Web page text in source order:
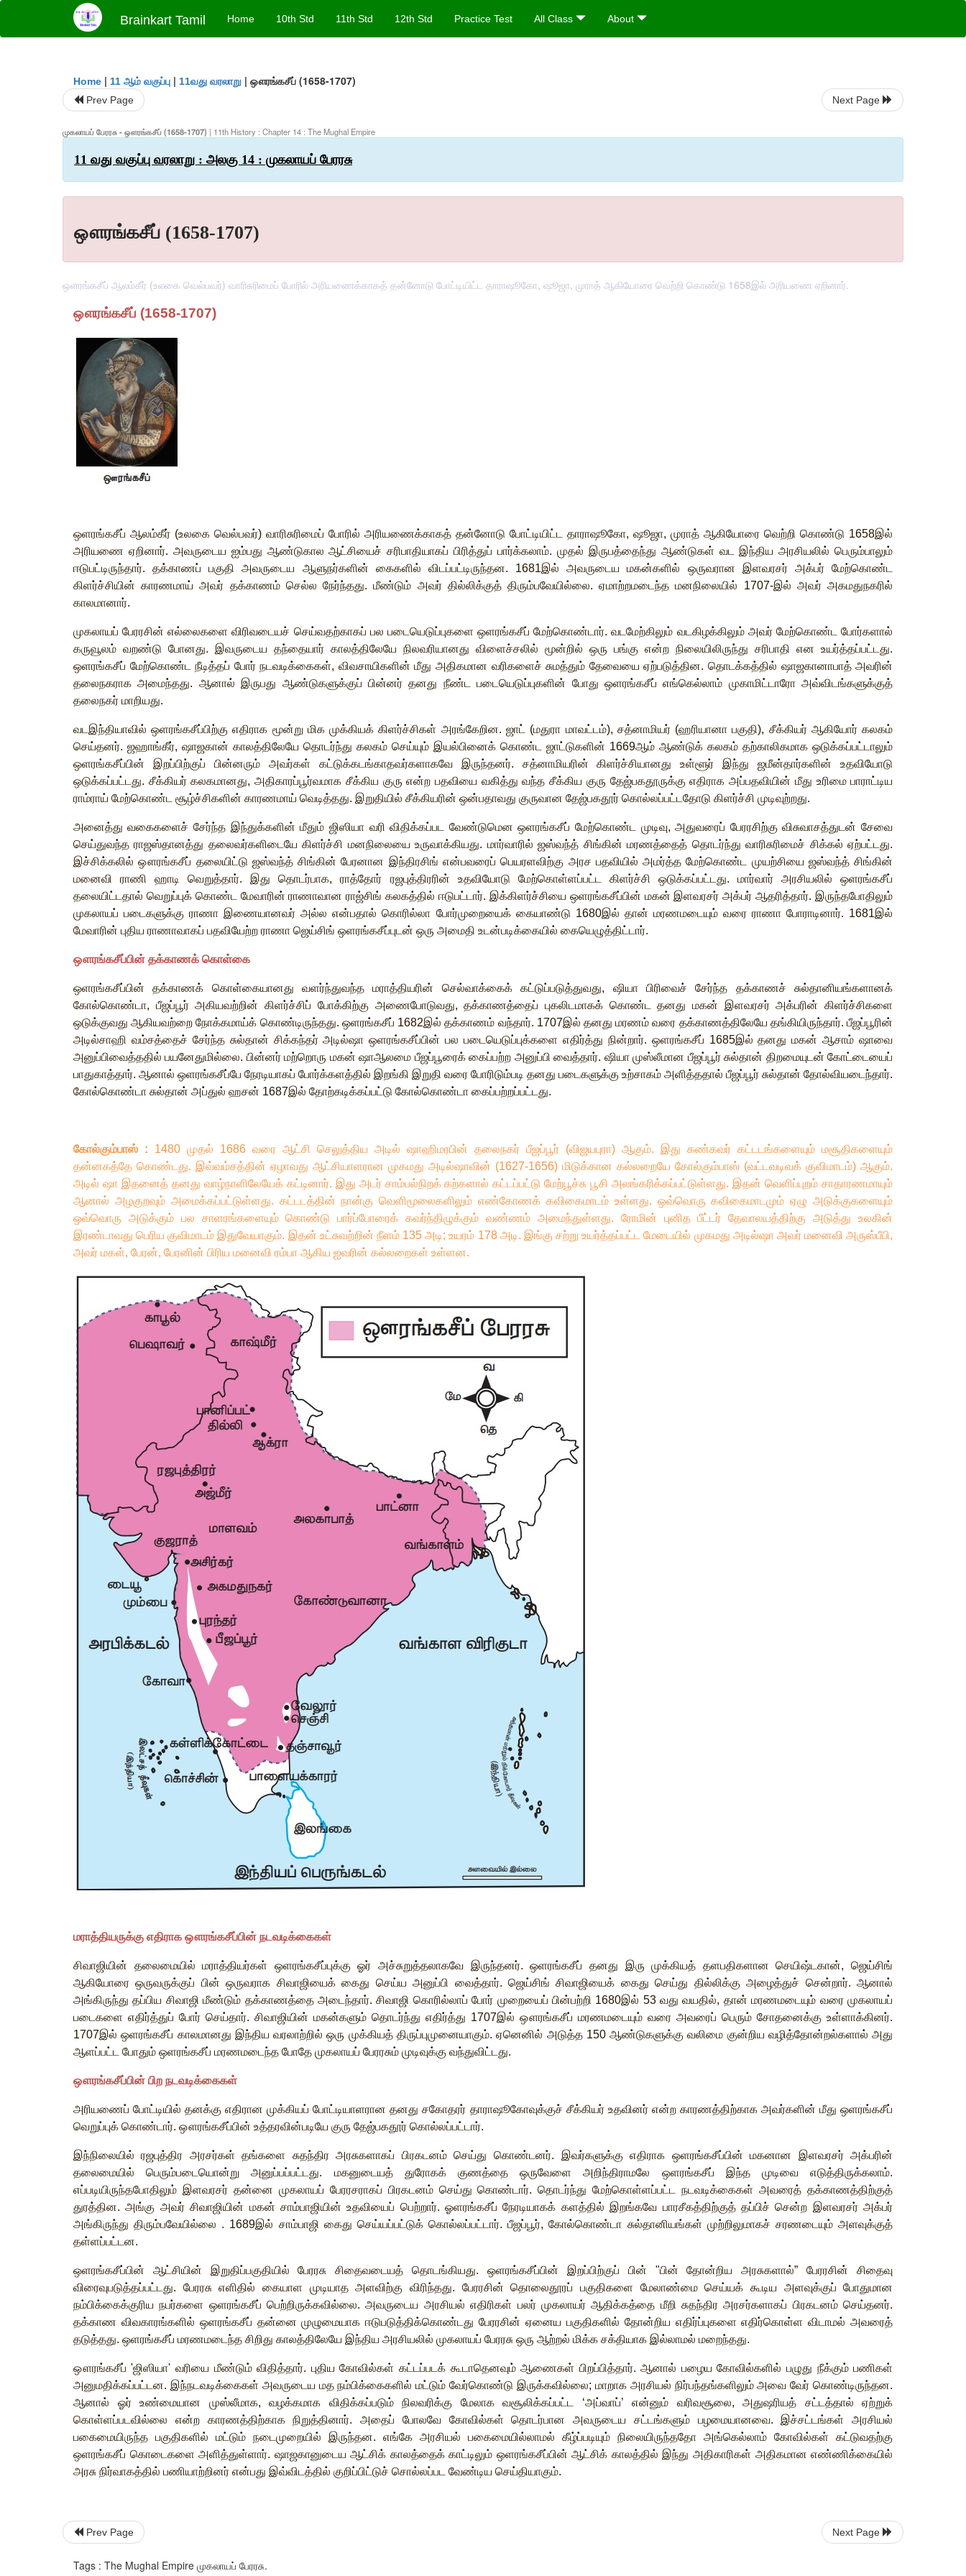
Brainkart Tamil Home 10th Std 11th Std 12th Std Practice Test All Class About
Home | 11 ஆம் வகுப்பு | 11வது வரலாறு | ஔரங்கசீப் (1658-1707)
Prev Page Next Page
முகலாயப் பேரரசு - ஔரங்கசீப் (1658-1707) | 11th History : Chapter 14 : The Mughal Empire
11 வது வகுப்பு வரலாறு : அலகு 14 : முகலாயப் பேரரசு
ஔரங்கசீப் (1658-1707)
ஒளரங்கசீப் ஆலம்கீர் (உலகை வெல்பவர்) வாரிசுரிமைப் போரில் அரியணைக்காகத் தன்னோடு போட்டியிட்ட தாராஷூகோ, ஷூஜா, முராத் ஆகியோரை வெற்றி கொண்டு 1658இல் அரியணை ஏறினார்.
ஔரங்கசீப் (1658-1707)
ஒளரங்கசீப் ஆலம்கீர்(உலகை வெல்பவர்) வாரிசுரிமைப் போரில் அரியணைக்காகத் தன்னோடு போட்டியிட்ட தாராஷூகோ,ஷூஜா,முராத் ஆகியோரை வெற்றி கொண்டு 1658இல்
அரியணை ஏறினார். அவருடைய ஐம்பது ஆண்டுகால ஆட்சியைச் சரிபாதியாகப் பிரித்துப் பார்க்கலாம். முதல் இருபத்தைந்து ஆண்டுகள் வட இந்திய அரசியலில் பெரும்பாலும்
ஈடுபட்டிருந்தார்.தக்காணப் பகுதி அவருடைய ஆளுநர்களின் கைகளில் விடப்பட்டிருந்தன. 1681இல் அவருடைய மகன்களில் ஒருவரான இளவரசர் அக்பர் மேற்கொண்ட
கிளர்ச்சியின் காரணமாய் அவர் தக்காணம் செல்ல நேர்ந்தது.மீண்டும் அவர் தில்லிக்குத் திரும்பவேயில்லை.ஏமாற்றமடைந்த மனநிலையில் 1707-இல் அவர் அகமதுநகரில்
காலமானார்.
முகலாயப் பேரரசின் எல்லைகளை விரிவடையச் செய்வதற்காகப் பல படையெடுப்புகளை ஒளரங்கசீப் மேற்கொண்டார்.வடமேற்கிலும் வடகிழக்கிலும் அவர் மேற்கொண்ட
போர்களால்
கருவூலம் வறண்டு போனது. இவருடைய தந்தையார் காலத்திலேயே நிலவரியானது விளைச்சலில் மூன்றில் ஒரு பங்கு என்ற நிலையிலிருந்து சரிபாதி என உயர்த்தப்பட்டது.
ஒளரங்கசீப் மேற்கொண்ட நீடித்தப் போர் நடவடிக்கைகள், விவசாயிகளின் மீது அதிகமான வரிகளைச் சுமத்தும் தேவையை ஏற்படுத்தின. தொடக்கத்தில் ஷாஜகானாபாத் அவரின்
தலைநகராக அமைந்தது. ஆனால் இருபது ஆண்டுகளுக்குப் பின்னர் தனது நீண்ட படையெடுப்புகளின் போது ஒளரங்கசீப் எங்கெல்லாம் முகாமிட்டாரோ அவ்விடங்களுக்குத்
தலைநகர் மாறியது.
வடஇந்தியாவில் ஒளரங்கசீப்பிற்கு எதிராக மூன்று மிக முக்கியக் கிளர்ச்சிகள் அரங்கேறின. ஜாட் (மதுரா மாவட்டம்), சத்னாமியர்(ஹரியானா பகுதி), சீக்கியர் ஆகியோர் கலகம்
செய்தனர். ஜஹாங்கீர், ஷாஜகான் காலத்திலேயே தொடர்ந்து கலகம் செய்யும் இயல்பினைக் கொண்ட ஜாட்டுகளின் 1669ஆம் ஆண்டுக் கலகம் தற்காலிகமாக ஒடுக்கப்பட்டாலும்
ஒளரங்கசீப்பின்
இறப்பிற்குப் பின்னரும் அவர்கள் கட்டுக்கடங்காதவர்களாகவே இருந்தனர். சத்னாமியரின் கிளர்ச்சியானது உள்ளூர் இந்து ஜமீன்தார்களின்
உதவியோடு
ஒடுக்கப்பட்டது. சீக்கியர் கலகமானது,அதிகாரப்பூர்வமாக சீக்கிய குரு என்ற பதவியை வகித்து வந்த சீக்கிய குரு தேஜ்பகதூருக்கு எதிராக அப்பதவியின் மீது உரிமை பாராட்டிய
ராம்ராய் மேற்கொண்ட சூழ்ச்சிகளின் காரணமாய் வெடித்தது. இறுதியில் சீக்கியரின் ஒன்பதாவது குருவான தேஜ்பகதூர் கொல்லப்பட்டதோடு கிளர்ச்சி முடிவுற்றது.
அனைத்து வகைகளைச் சேர்ந்த இந்துக்களின் மீதும் ஜிஸியா வரி விதிக்கப்பட வேண்டுமென ஒளரங்கசீப் மேற்கொண்ட முடிவு,அதுவரைப் பேரரசிற்கு விசுவாசத்துடன் சேவை
செய்துவந்த ராஜஸ்தானத்து தலைவர்களிடையே கிளர்ச்சி மனநிலையை உருவாக்கியது. மார்வாரில் ஜஸ்வந்த் சிங்கின் மரணத்தைத் தொடர்ந்து வாரிசுரிமைச் சிக்கல் ஏற்பட்டது.
இச்சிக்கலில் ஔரங்கசீப் தலையிட்டு ஜஸ்வந்த் சிங்கின் பேரனான இந்திரசிங் என்பவரைப் பெயரளவிற்கு அரச பதவியில் அமர்த்த மேற்கொண்ட முயற்சியை ஜஸ்வந்த் சிங்கின்
மனைவி
ராணி ஹாடி வெறுத்தார். இது தொடர்பாக,ராத்தோர் ரஜபுத்திரரின் உதவியோடு மேற்கொள்ளப்பட்ட கிளர்ச்சி ஒடுக்கப்பட்டது. மார்வார் அரசியலில்
ஒளரங்கசீப்
தலையிட்டதால் வெறுப்புக் கொண்ட மேவாரின் ராணாவான ராஜ்சிங் கலகத்தில் ஈடுபட்டார். இக்கிளர்ச்சியை ஒளரங்கசீப்பின் மகன் இளவரசர் அக்பர் ஆதரித்தார். இருந்தபோதிலும்
முகலாயப் படைகளுக்கு ராணா இணையானவர் அல்ல என்பதால் கொரில்லா போர்முறையைக் கையாண்டு 1680இல் தான் மரணமடையும் வரை ராணா போராடினார். 1681இல்
மேவாரின் புதிய ராணாவாகப் பதவியேற்ற ராணா ஜெய்சிங் ஒளரங்கசீப்புடன் ஒரு அமைதி உடன்படிக்கையில் கையெழுத்திட்டார்.
ஔரங்கசீப்பின் தக்காணக் கொள்கை
ஒளரங்கசீப்பின் தக்காணக் கொள்கையானது வளர்ந்துவந்த மராத்தியரின் செல்வாக்கைக் கட்டுப்படுத்துவது, ஷியா பிரிவைச் சேர்ந்த தக்காணச்
சுல்தானியங்களானக்
கோல்கொண்டா, பீஜப்பூர் அகியவற்றின் கிளர்ச்சிப் போக்கிற்கு அணைபோடுவது,தக்காணத்தைப் புகலிடமாகக் கொண்ட தனது மகன் இளவரசர் அக்பரின் கிளர்ச்சிகளை
ஒடுக்குவது ஆகியவற்றை நோக்கமாய்க் கொண்டிருந்தது. ஒளரங்கசீப் 1682இல் தக்காணம் வந்தார். 1707இல் தனது மரணம் வரை தக்காணத்திலேயே தங்கியிருந்தார்.பீஜப்பூரின்
அடில்சாஹி வம்சத்தைச் சேர்ந்த சுல்தான் சிக்கந்தர் அடில்ஷா ஒளரங்கசீப்பின் பல படையெடுப்புக்களை எதிர்த்து நின்றார். ஒளரங்கசீப் 1685இல் தனது மகன் ஆசாம் ஷாவை
அனுப்பிவைத்ததில் பயனேதுமில்லை. பின்னர் மற்றொரு மகன் ஷாஆலமை பீஜப்பூரைக் கைப்பற்ற அனுப்பி வைத்தார். ஷியா முஸ்லீமான பீஜப்பூர் சுல்தான் திறமையுடன் கோட்டையைப்
பாதுகாத்தார். ஆனால் ஒளரங்கசீப்பே நேரடியாகப் போர்க்களத்தில் இறங்கி இறுதி வரை போரிடும்படி தனது படைகளுக்கு உற்சாகம் அளித்ததால் பீஜப்பூர் சுல்தான் தோல்வியடைந்தார்.
கோல்கொண்டா சுல்தான் அப்துல் ஹசன் 1687இல் தோற்கடிக்கப்பட்டு கோல்கொண்டா கைப்பற்றப்பட்டது.
கோல்கும்பாஸ்: 1480 முதல் 1686 வரை ஆட்சி செலுத்திய அடில் ஷாஹிமரபின் தலைநகர் பீஜப்பூர் (விஜயபுரா)ஆகும். இது கண்கவர் கட்டடங்களையும் மசூதிகளையும்
தன்னகத்தே கொண்டது. இவ்வம்சத்தின் ஏழாவது ஆட்சியாளரான முகமது அடில்ஷாவின் (1627-1656) மிடுக்கான கல்லறையே கோல்கும்பாஸ் (வட்டவடிவக் குவிமாடம்) ஆகும்.
அடில் ஷா இதனைத் தனது வாழ்நாளிலேயேக் கட்டினார். இது அடர் சாம்பல்நிறக் கற்களால் கட்டப்பட்டு மேற்பூச்சு பூசி அலங்கரிக்கப்பட்டுள்ளது. இதன் வெளிப்புறம் சாதாரணமாயும்
ஆனால் அழகுறவும் அமைக்கப்பட்டுள்ளது. கட்டடத்தின் நான்கு வெளிமூலைகளிலும் எண்கோணக் கவிகைமாடம் உள்ளது. ஒவ்வொரு கவிகைமாடமும் ஏழு அடுக்குகளையும்
ஒவ்வொரு
அடுக்கும் பல சாளரங்களையும் கொண்டு பார்ப்போரைக் கவர்ந்திழுக்கும் வண்ணம் அமைந்துள்ளது. ரோமின் புனித பீட்டர் தேவாலயத்திற்கு அடுத்து
உலகின்
இரண்டாவது பெரிய குவிமாடம் இதுவேயாகும். இதன் உட்சுவற்றின் நீளம்135அடி;உயரம் 178 அடி. இங்கு சற்று உயர்த்தப்பட்ட மேடையில் முகமது அடில்ஷா அவர் மனைவி அருஸ்பீபி,
அவர் மகள், பேரன், பேரனின் பிரிய மனைவி ரம்பா ஆகிய ஐவரின் கல்லறைகள் உள்ளன.
மராத்தியருக்கு எதிராக ஔரங்கசீப்பின் நடவடிக்கைகள்
சிவாஜியின் தலைமையில் மராத்தியர்கள் ஒளரங்கசீப்புக்கு ஓர் அச்சுறுத்தலாகவே இருந்தனர்.ஒளரங்கசீப் தனது இரு முக்கியத் தளபதிகளான செயிஷ்டகான், ஜெய்சிங்
ஆகியோரை ஒருவருக்குப் பின் ஒருவராக சிவாஜியைக் கைது செய்ய அனுப்பி வைத்தார். ஜெய்சிங் சிவாஜியைக் கைது செய்து தில்லிக்கு அழைத்துச் சென்றார். ஆனால்
அங்கிருந்து தப்பிய சிவாஜி மீண்டும் தக்காணத்தை அடைந்தார்.சிவாஜி கொரில்லாப் போர் முறையைப் பின்பற்றி 1680இல் 53வது வயதில், தான் மரணமடையும் வரை முகலாயப்
படைகளை எதிர்த்துப் போர் செய்தார். சிவாஜியின் மகன்களும் தொடர்ந்து எதிர்த்து 1707இல் ஔரங்கசீப் மரணமடையும் வரை அவரைப் பெரும் சோதனைக்கு உள்ளாக்கினர்.
1707இல் ஒளரங்கசீப் காலமானது இந்திய வரலாற்றில் ஒரு முக்கியத் திருப்புமுனையாகும்.ஏனெனில் அடுத்த150ஆண்டுகளுக்கு வலிமை குன்றிய வழித்தோன்றல்களால் அது
ஆளப்பட்ட
போதும் ஒளரங்கசீப் மரணமடைந்த போதே முகலாயப் பேரரசும் முடிவுக்கு வந்துவிட்டது.
ஔரங்கசீப்பின் பிற நடவடிக்கைகள்
அரியணைப் போட்டியில் தனக்கு எதிரான முக்கியப் போட்டியாளரான தனது சகோதரர் தாராஷூகோவுக்குச் சீக்கியர் உதவினர் என்ற காரணத்திற்காக அவர்களின் மீது ஒளரங்கசீப்
வெறுப்புக் கொண்டார். ஔரங்கசீப்பின் உத்தரவின்படியே குரு தேஜ்பகதூர் கொல்லப்பட்டார்.
இந்நிலையில் ரஜபுத்திர அரசர்கள் தங்களை சுதந்திர அரசுகளாகப் பிரகடனம் செய்து கொண்டனர். இவர்களுக்கு எதிராக ஒளரங்கசீப்பின் மகனான இளவரசர் அக்பரின்
தலைமையில்
பெரும்படையொன்று அனுப்பப்பட்டது. மகனுடையத் துரோகக் குணத்தை ஒருவேளை அறிந்திராமலே ஒளரங்கசீப் இந்த முடிவை எடுத்திருக்கலாம்.
எப்படியிருந்தபோதிலும் இளவரசர் தன்னை முகலாயப் பேரரசராகப் பிரகடனம் செய்து கொண்டார்.தொடர்ந்து மேற்கொள்ளப்பட்ட நடவடிக்கைகள் அவரைத் தக்காணத்திற்குத்
துரத்தின.அங்கு அவர் சிவாஜியின் மகன் சாம்பாஜியின் உதவியைப் பெற்றார். ஓளரங்கசீப் நேரடியாகக் களத்தில் இறங்கவே பாரசீகத்திற்குத் தப்பிச் சென்ற இளவரசர் அக்பர்
அங்கிருந்து திரும்பவேயில்லை . 1689இல் சாம்பாஜி கைது செய்யப்பட்டுக் கொல்லப்பட்டார்.பீஜப்பூர்,கோல்கொண்டா சுல்தானியங்கள் முற்றிலுமாகச் சரணடையும் அளவுக்குத்
தள்ளப்பட்டன.
ஒளரங்கசீப்பின் ஆட்சியின் இறுதிப்பகுதியில் பேரரசு சிதைவடையத் தொடங்கியது.ஒளரங்கசீப்பின் இறப்பிற்குப் பின் "பின் தோன்றிய அரசுகளால்”பேரரசின்
சிதைவு
விரைவுபடுத்தப்பட்டது. பேரரசு எளிதில் கையாள முடியாத அளவிற்கு விரிந்தது. பேரரசின் தொலைதூரப் பகுதிகளை மேலாண்மை செய்யக் கூடிய அளவுக்குப் போதுமான
நம்பிக்கைக்குரிய நபர்களை ஒளரங்கசீப் பெற்றிருக்கவில்லை.அவருடைய அரசியல் எதிரிகள் பலர் முகலாயர் ஆதிக்கத்தை மீறி சுதந்திர அரசர்களாகப் பிரகடனம் செய்தனர்.
தக்காண விவகாரங்களில் ஒளரங்கசீப் தன்னை முழுமையாக ஈடுபடுத்திக்கொண்டது பேரரசின் ஏனைய பகுதிகளில் தோன்றிய எதிர்ப்புகளை எதிர்கொள்ள விடாமல் அவரைத்
தடுத்தது. ஒளரங்கசீப் மரணமடைந்த சிறிது காலத்திலேயே இந்திய அரசியலில் முகலாயப் பேரரசு ஒரு ஆற்றல் மிக்க சக்தியாக இல்லாமல் மறைந்தது.
ஔரங்கசீப் 'ஜிஸியா'வரியை மீண்டும் விதித்தார். புதிய கோவில்கள் கட்டப்படக் கூடாதெனவும் ஆணைகள் பிறப்பித்தார்.ஆனால் பழைய கோவில்களில் பழுது நீக்கும் பணிகள்
அனுமதிக்கப்பட்டன. இந்நடவடிக்கைகள் அவருடைய மத நம்பிக்கைகளில் மட்டும் வேர்கொண்டு இருக்கவில்லை; மாறாக அரசியல் நிர்பந்தங்களிலும் அவை வேர் கொண்டிருந்தன.
ஆனால்
ஓர் உண்மையான முஸ்லீமாக, வழக்கமாக விதிக்கப்படும் நிலவரிக்கு மேலாக வசூலிக்கப்பட்ட ‘அப்வாப்’ என்னும் வரிவசூலை, அதுஷரியத் சட்டத்தால்
ஏற்றுக்
கொள்ளப்படவில்லை
என்ற காரணத்திற்காக நிறுத்தினார். அதைப் போலவே கோவில்கள் தொடர்பான அவருடைய சட்டங்களும் பழமையானவை. இச்சட்டங்கள்
அரசியல்
பகைமையிருந்த பகுதிகளில் மட்டும் நடைமுறையில் இருந்தன. எங்கே அரசியல் பகைமையில்லாமல் கீழ்ப்படியும் நிலையிருந்ததோ அங்கெல்லாம் கோவில்கள்
கட்டுவதற்கு
ஒளரங்கசீப் கொடைகளை அளித்துள்ளார். ஷாஜகானுடைய ஆட்சிக் காலத்தைக் காட்டிலும் ஒளரங்கசீப்பின் ஆட்சிக் காலத்தில் இந்து அதிகாரிகள் அதிகமான எண்ணிக்கையில்
அரசு நிர்வாகத்தில் பணியாற்றினர் என்பது இவ்விடத்தில் குறிப்பிட்டுச் சொல்லப்பட வேண்டிய செய்தியாகும்.
Prev Page Next Page
Tags : The Mughal Empire முகலாயப் பேரரசு.